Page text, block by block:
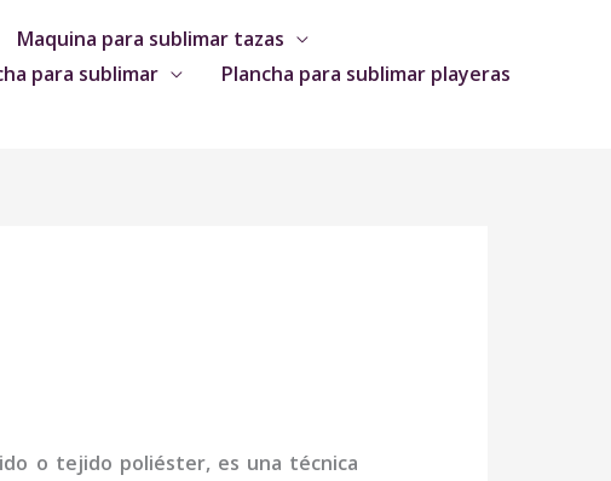
Maquina para sublimar tazas
para sublimar
Plancha para sublimar playeras
o tejido poliéster, es una técnica